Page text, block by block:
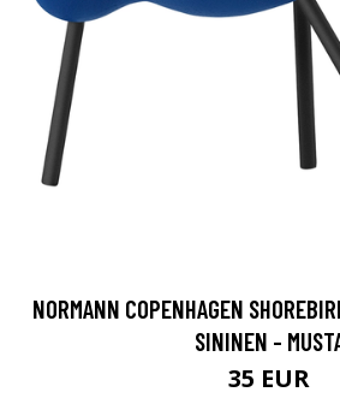
NORMANN COPENHAGEN
SININEN -
35 EUR